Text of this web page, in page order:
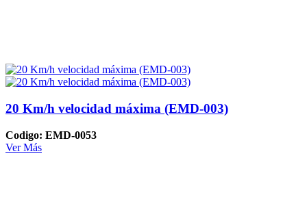
20 Km/h velocidad máxima (EMD-003)
Codigo: EMD-0053
Ver Más